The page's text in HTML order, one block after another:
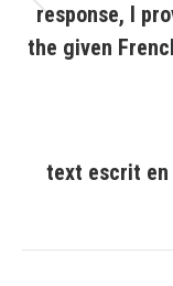
response, I
the given
text escrit en